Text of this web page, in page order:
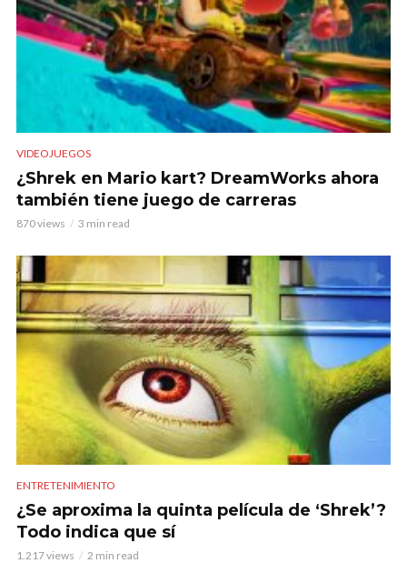
VIDEOJUEGOS
¿Shrek en Mario kart? DreamWorks ahora
también tiene juego de carreras
870 views 3 min read
ENTRETENIMIENTO
¿Se aproxima la quinta película de ‘Shrek’?
Todo indica que sí
1.217 views 2 min read